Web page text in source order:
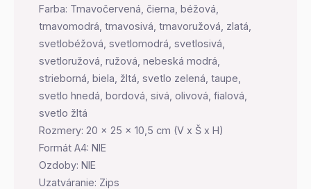
Farba: Tmavočervená, čierna, béžová,
tmavomodrá, tmavosivá, tmavoružová, zlatá,
svetlobéžová, svetlomodrá, svetlosivá,
svetloružová, ružová, nebeská modrá,
strieborná, biela, žltá, svetlo zelená, taupe,
svetlo hnedá, bordová, sivá, olivová, fialová,
svetlo žltá
Rozmery: 20 x 25 x 10,5 cm (V x Š x H)
Formát A4: NIE
Ozdoby: NIE
Uzatváranie: Zips